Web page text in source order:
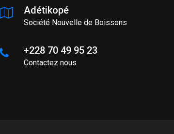
Adétikopé
Société Nouvelle de Boissons
+228 70 49 95 23
Contactez nous